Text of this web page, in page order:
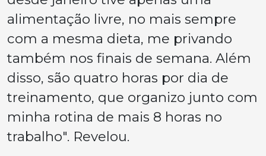
alimentação livre, no mais sempre
com a mesma dieta, me privando
também nos finais de semana. Além
disso, são quatro horas por dia de
treinamento, que organizo junto com
minha rotina de mais 8 horas no
trabalho". Revelou.